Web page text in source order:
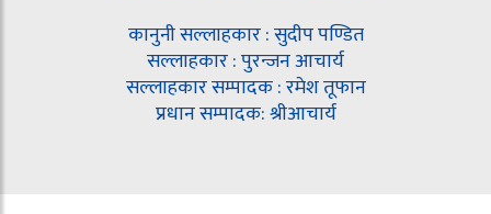
कानुनी सल्लाहकार : सुदीप पण्डित
सल्लाहकार : पुरन्जन आचार्य
सल्लाहकार सम्पादक : रमेश तूफान
प्रधान सम्पादक: श्रीआचार्य